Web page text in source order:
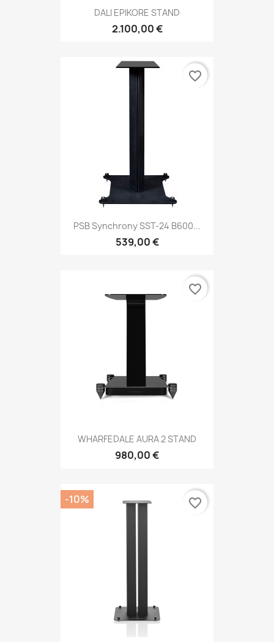
DALI EPIKORE STAND
2.100,00 €
PSB Synchrony SST-24 B600...
539,00 €
favorite_border
WHARFEDALE AURA 2 STAND
980,00 €
favorite_border
-10% favorite_border